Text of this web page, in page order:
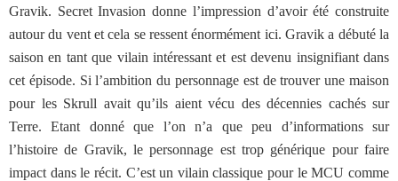
Gravik. Secret Invasion donne l’impression d’avoir été construite
autour du vent et cela se ressent énormément ici. Gravik a débuté la
saison en tant que vilain intéressant et est devenu insignifiant dans
cet épisode. Si l’ambition du personnage est de trouver une maison
pour les Skrull avait qu’ils aient vécu des décennies cachés sur
Terre. Etant donné que l’on n’a que peu d’informations sur
l’histoire de Gravik, le personnage est trop générique pour faire
impact dans le récit. C’est un vilain classique pour le MCU comme